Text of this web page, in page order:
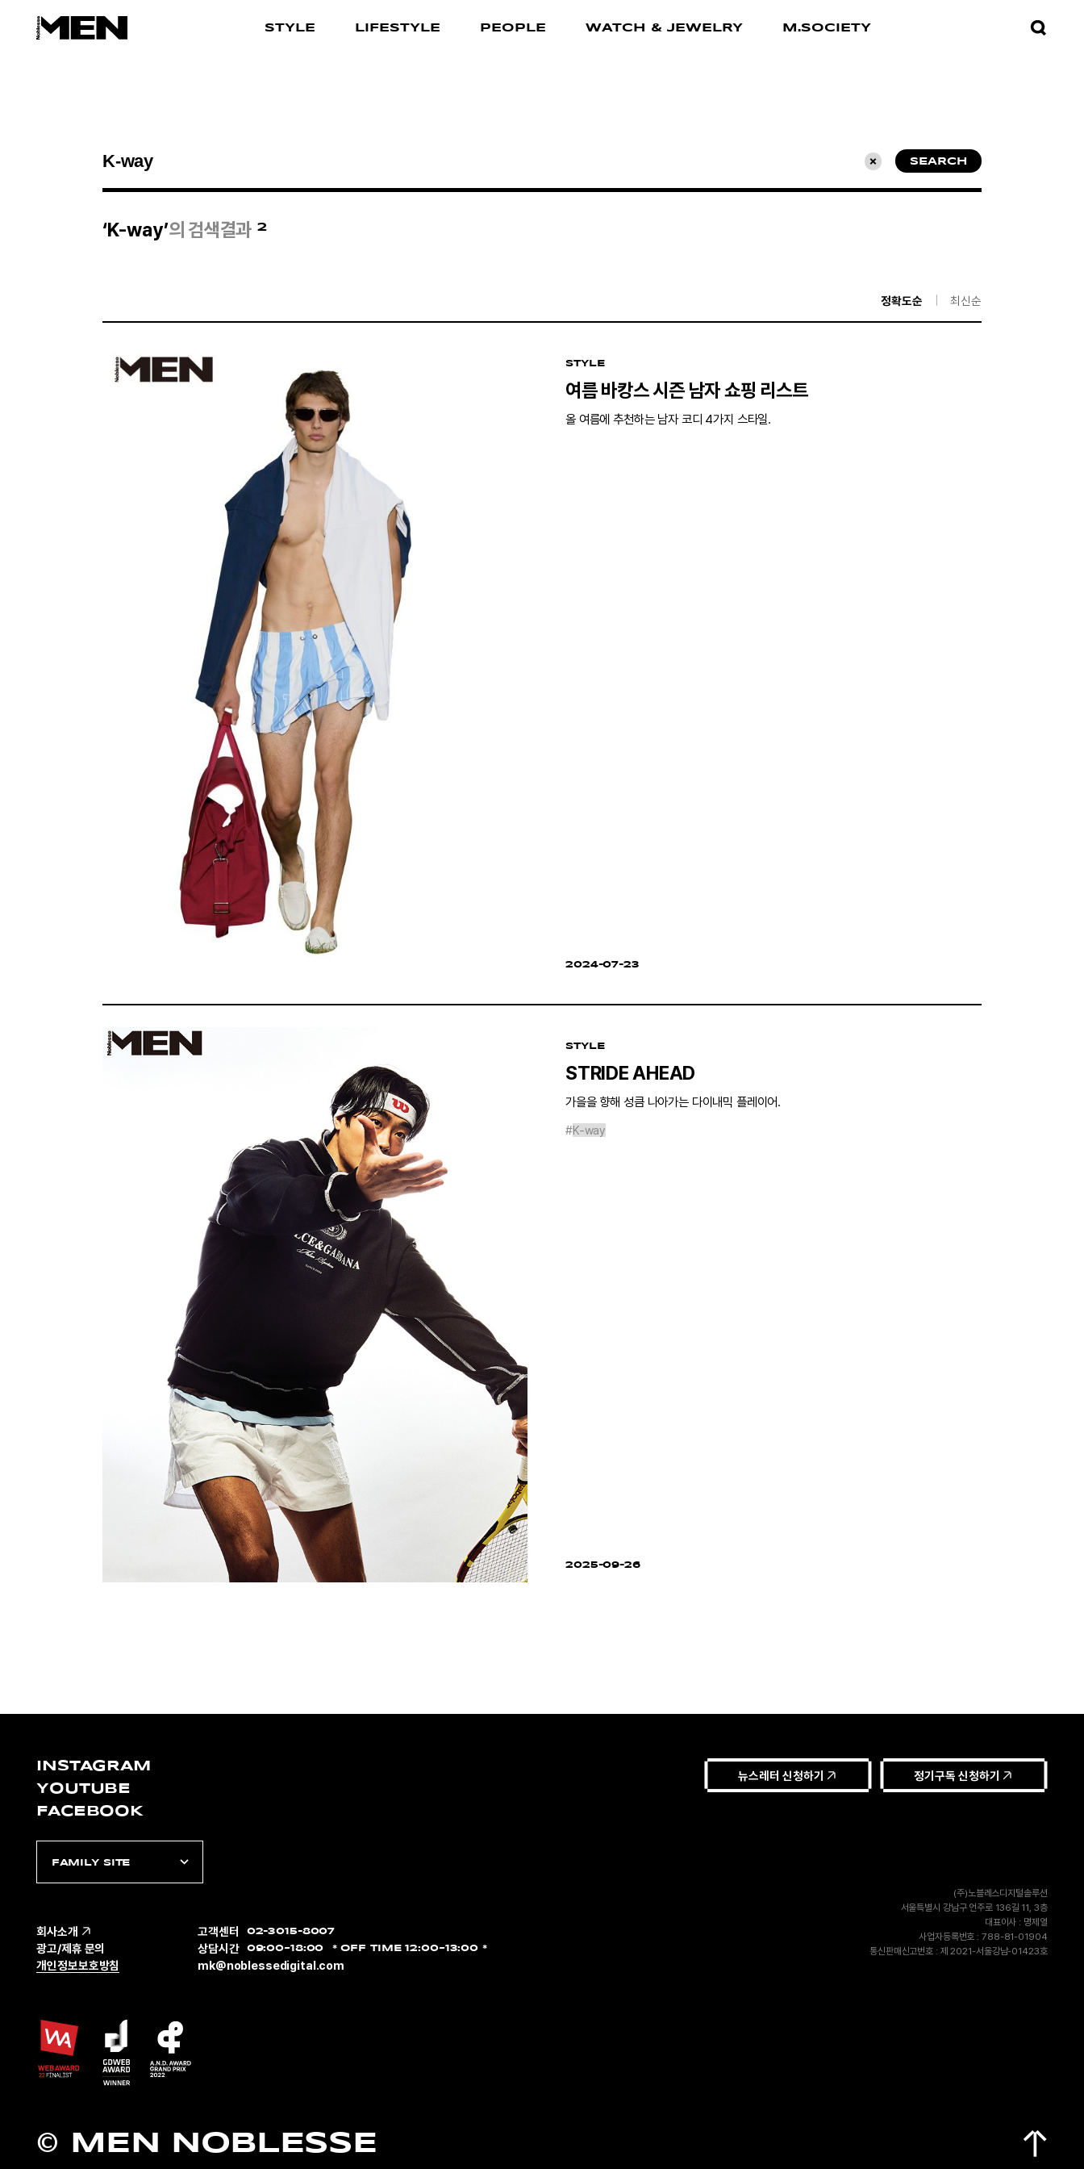
STYLE LIFESTYLE PEOPLE WATCH & JEWELRY M.SOCIETY
검색결과
초기화 SEARCH
‘K-way’의 검색결과 2
정확도순 최신순
STYLE
여름 바캉스 시즌 남자 쇼핑 리스트
올 여름에 추천하는 남자 코디 4가지 스타일.
2024-07-23
STYLE
STRIDE AHEAD
가을을 향해 성큼 나아가는 다이내믹 플레이어.
#K-way
2025-09-26
뉴스레터 신청하기 정기구독 신청하기
INSTAGRAM
YOUTUBE
FACEBOOK
FAMILY SITE
회사소개
광고/제휴 문의
개인정보보호방침
고객센터 02-3015-8007
상담시간 09:00~18:00 OFF TIME 12:00~13:00
mk@noblessedigital.com
© MEN NOBLESSE
(주)노블레스디지털솔루션
서울특별시 강남구 언주로 136길 11, 3층
대표이사 : 명제열
사업자등록번호 : 788-81-01904
통신판매신고번호 : 제 2021-서울강남-01423호